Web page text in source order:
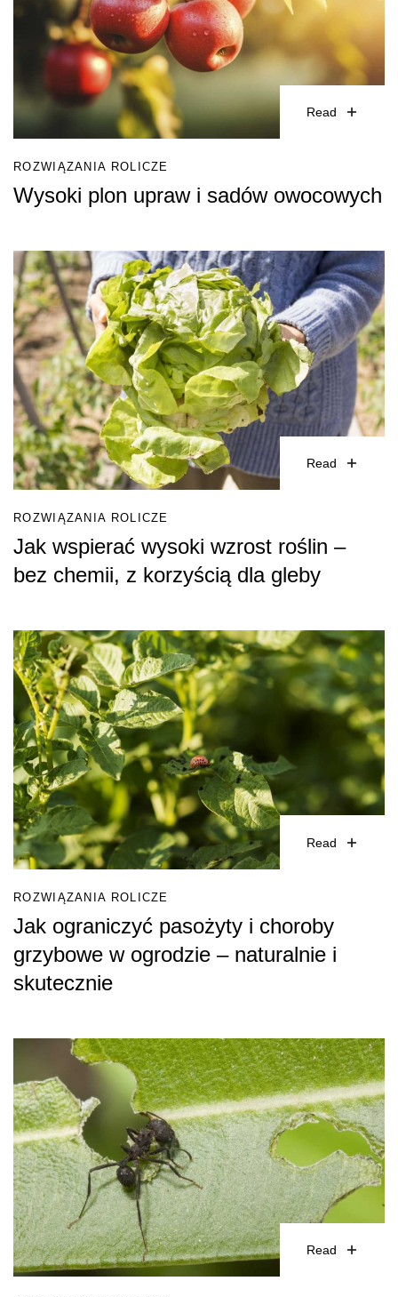
Read
ROZWIĄZANIA ROLICZE
Wysoki plon upraw i sadów owocowych
Read
ROZWIĄZANIA ROLICZE
Jak wspierać wysoki wzrost roślin –
bez chemii, z korzyścią dla gleby
Read
ROZWIĄZANIA ROLICZE
Jak ograniczyć pasożyty i choroby
grzybowe w ogrodzie – naturalnie i
skutecznie
Read